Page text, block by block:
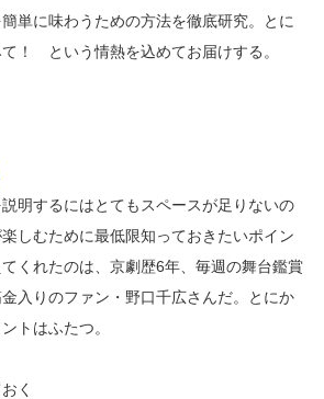
単に味わうための方法を徹底研究。とに
！ という情熱を込めてお届けする。
するにはとてもスペースが足りないの
しむために最低限知っておきたいポイン
くれたのは、京劇歴6年、毎週の舞台鑑賞
入りのファン・野口千広さんだ。とにか
トはふたつ。
く